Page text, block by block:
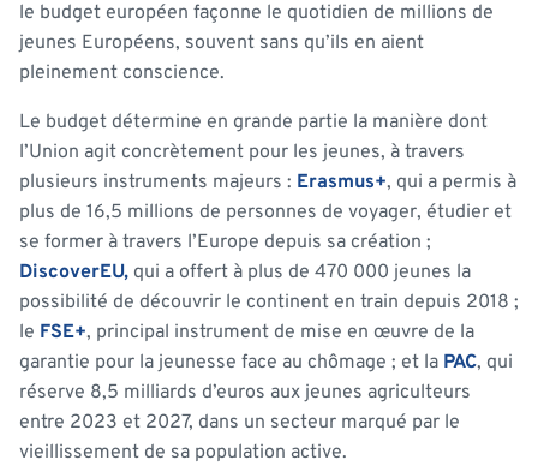
le budget européen façonne le quotidien de millions de
jeunes Européens, souvent sans qu’ils en aient
pleinement conscience.
Le budget détermine en grande partie la manière dont
l’Union agit concrètement pour les jeunes, à travers
plusieurs instruments majeurs : Erasmus+, qui a permis à
plus de 16,5 millions de personnes de voyager, étudier et
se former à travers l’Europe depuis sa création ;
DiscoverEU, qui a offert à plus de 470 000 jeunes la
possibilité de découvrir le continent en train depuis 2018 ;
le FSE+, principal instrument de mise en œuvre de la
garantie pour la jeunesse face au chômage ; et la PAC, qui
réserve 8,5 milliards d’euros aux jeunes agriculteurs
entre 2023 et 2027, dans un secteur marqué par le
vieillissement de sa population active.